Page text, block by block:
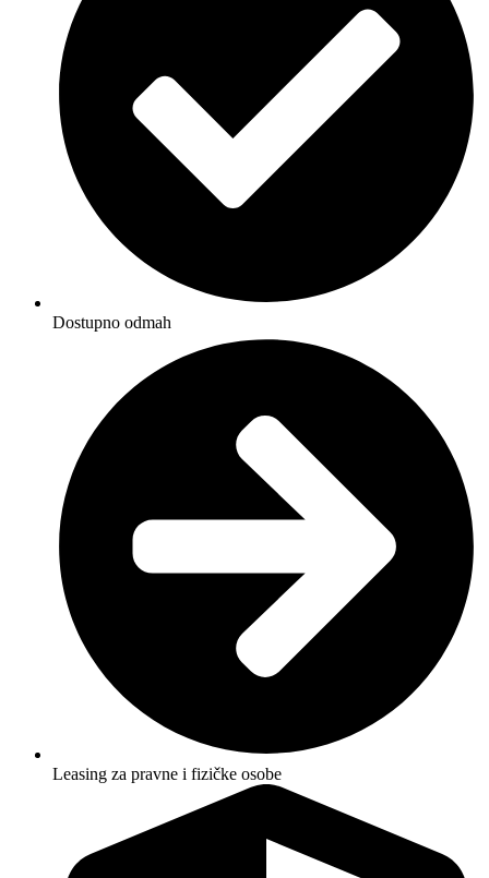
Dostupno odmah
Leasing za pravne i fizičke osobe